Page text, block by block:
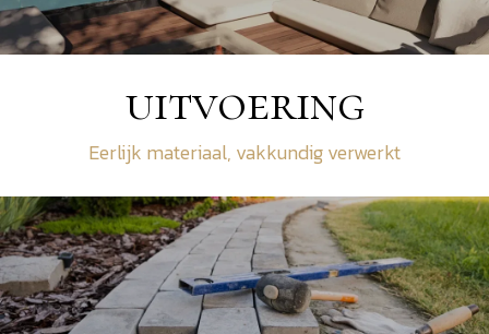
uitvoering
Eerlijk materiaal, vakkundig verwerkt